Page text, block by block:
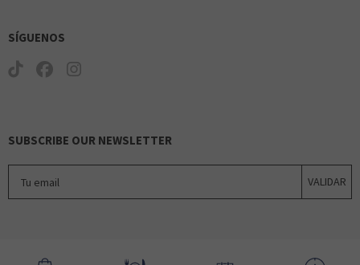
SÍGUENOS
SUBSCRIBE OUR NEWSLETTER
VALIDAR